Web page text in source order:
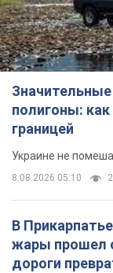
полигоны:
границей
Украине не
8.08.2026 05:10
В
жары прошел
дороги